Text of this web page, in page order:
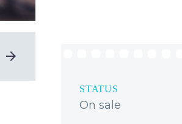
STATUS
On sale